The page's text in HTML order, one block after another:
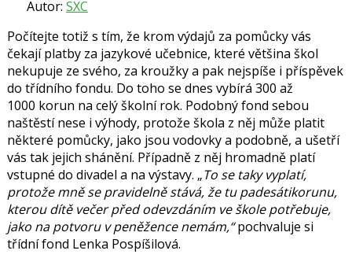
Autor: SXC
Počítejte totiž s tím, že krom výdajů za pomůcky vás
čekají platby za jazykové učebnice, které většina škol
nekupuje ze svého, za kroužky a pak nejspíše i příspěvek
do třídního fondu. Do toho se dnes vybírá 300 až
1000 korun na celý školní rok. Podobný fond sebou
naštěstí nese i výhody, protože škola z něj může platit
některé pomůcky, jako jsou vodovky a podobně, a ušetří
vás tak jejich shánění. Případně z něj hromadně platí
vstupné do divadel a na výstavy. „To se taky vyplatí,
protože mně se pravidelně stává, že tu padesátikorunu,
kterou dítě večer před odevzdáním ve škole potřebuje,
jako na potvoru v peněžence nemám,“pochvaluje si
třídní fond Lenka Pospíšilová.